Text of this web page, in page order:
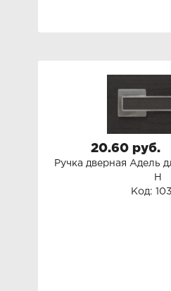
20.60 руб.
Ручка дверная Адель
H
Код: